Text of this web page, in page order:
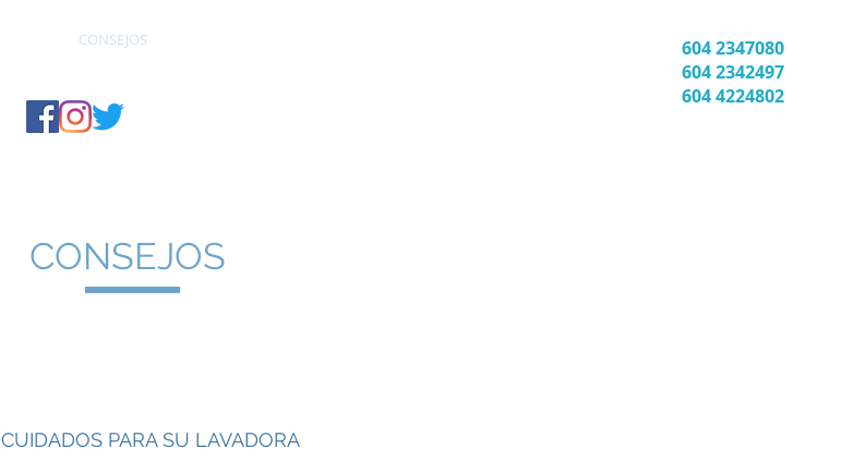
CONSEJOS
604 2347080
604 2342497
604 4224802
CONSEJOS
CUIDADOS PARA SU LAVADORA